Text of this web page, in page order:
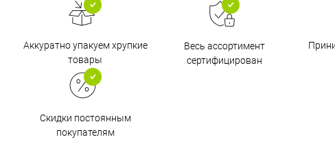
Аккуратно упакуем хрупкие
товары
Весь ассортимент
сертифицирован
Скидки постоянным
покупателям